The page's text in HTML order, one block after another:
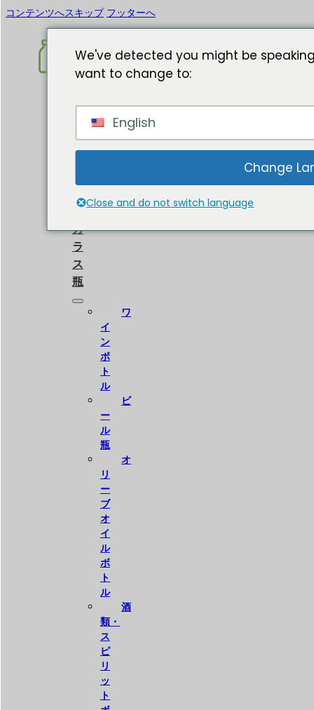
コンテンツへスキップ フッターへ
ホ
ム
い
て
ガ
ラ
ス
瓶
ワ
イ
ン
ボ
ト
ル
ビ
ー
ル
瓶
オ
リ
ー
ブ
オ
イ
ル
ボ
ト
ル
酒
類・
ス
ピ
リ
ッ
ト
We've detected you might be
want to change to:
English
Change
Close and do not switch language